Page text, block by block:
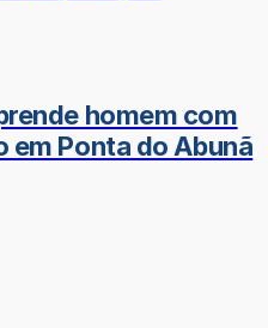
homem com
Ponta do Abunã